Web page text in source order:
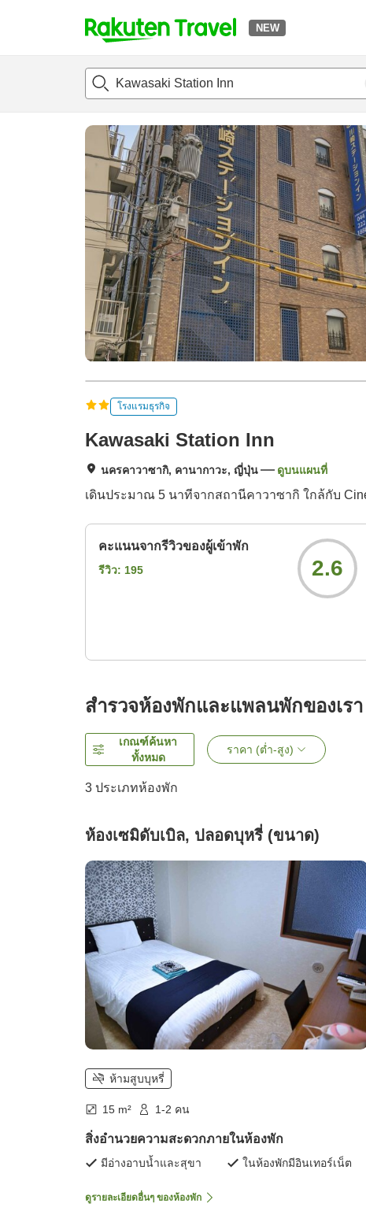
NEW
t
p
a
s
a
r
แนะนำที่พักห้องพักและแพลนพัก
โรงแรมธุรกิจ
Kawasaki Station Inn
นครคาวาซากิ, คานากาวะ, ญี่ปุ่น ดูบนแผนที่
เดินประมาณ 5 นาทีจากสถานีคาวาซากิ ใกล้กับ
คะแนนจากรีวิวของผู้เข้าพัก
รีวิว: 195 2.6
สำรวจห้องพักและแพลนพักของเรา
เกณฑ์ค้นหา
ทั้งหมด
ราคา (ต่ำ-สูง)
3 ประเภทห้องพัก
ห้องเซมิดับเบิล, ปลอดบุหรี่ (ขนาด)
ห้ามสูบบุหรี่
15 m² 1-2 คน
สิ่งอำนวยความสะดวกภายในห้องพัก
มีอ่างอาบน้ำและสุขา ในห้องพักมีอินเทอร์เน็ต
ดูรายละเอียดอื่นๆ ของห้องพัก